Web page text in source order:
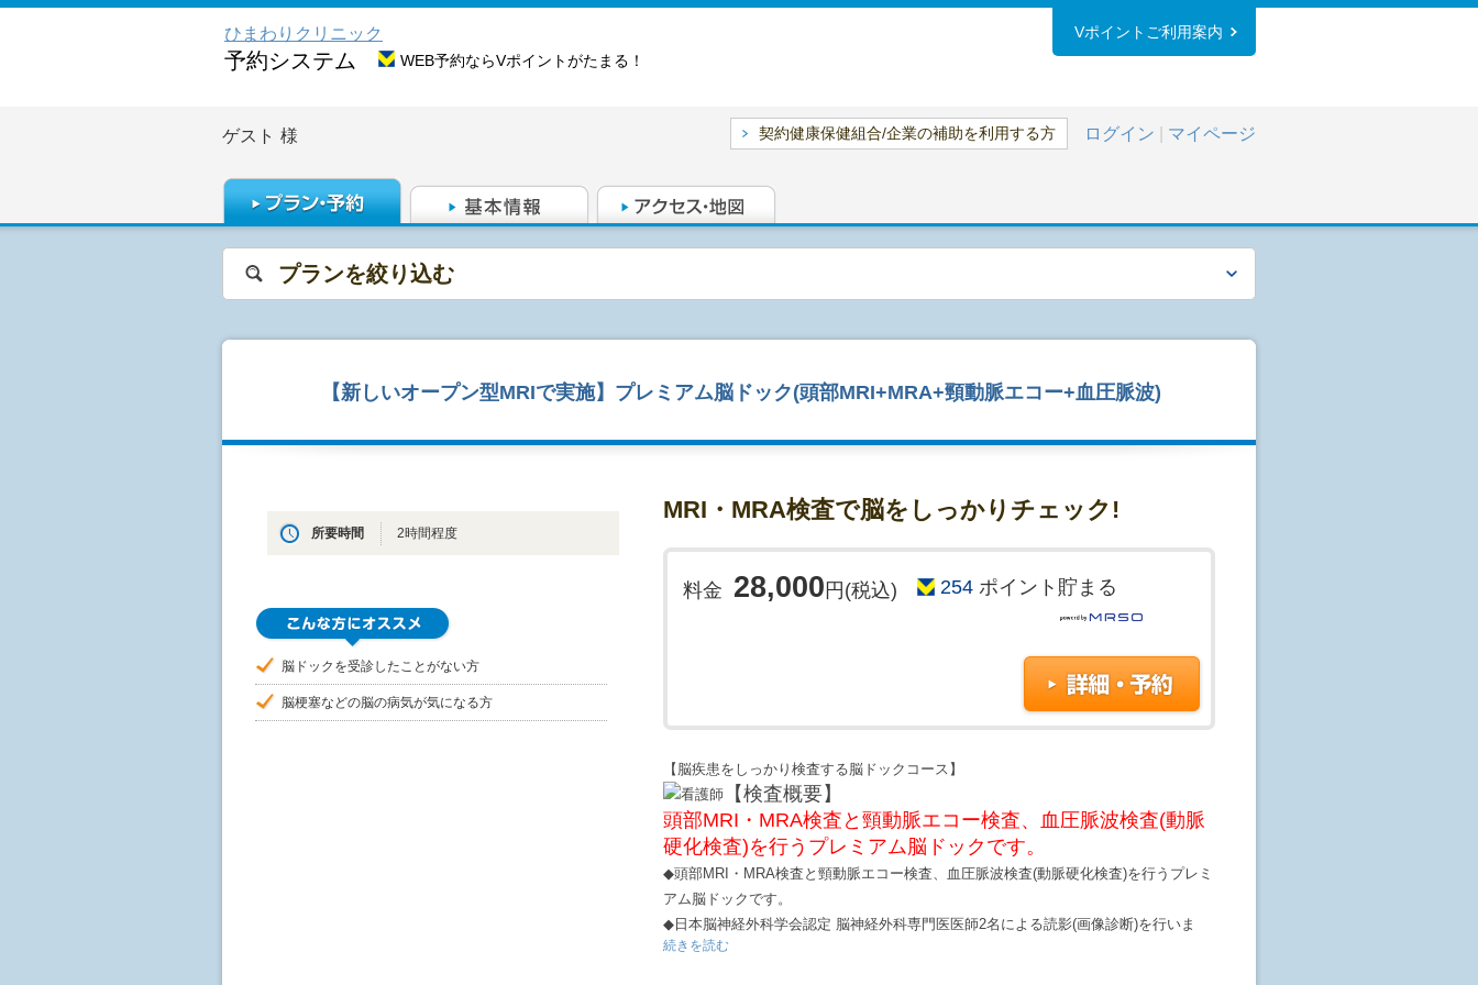
ひまわりクリニック
予約システム WEB予約ならVポイントがたまる！
Vポイントご利用案内
ゲスト 様 契約健康保健組合/企業の補助を利用する方 ログイン マイページ
プランを絞り込む
【新しいオープン型MRIで実施】プレミアム脳ドック(頭部MRI+MRA+頸動脈エコー+血圧脈波)
所要時間 2時間程度
脳ドックを受診したことがない方
脳梗塞などの脳の病気が気になる方
MRI・MRA検査で脳をしっかりチェック!
料金 28,000円(税込) 254 ポイント貯まる
【脳疾患をしっかり検査する脳ドックコース】
【検査概要】
頭部MRI・MRA検査と頸動脈エコー検査、血圧脈波検査(動脈
硬化検査)を行うプレミアム脳ドックです。
◆頭部MRI・MRA検査と頸動脈エコー検査、血圧脈波検査(動脈硬化検査)を行うプレミ
アム脳ドックです。
◆日本脳神経外科学会認定 脳神経外科専門医医師2名による読影(画像診断)を行いま
す。
続きを読む